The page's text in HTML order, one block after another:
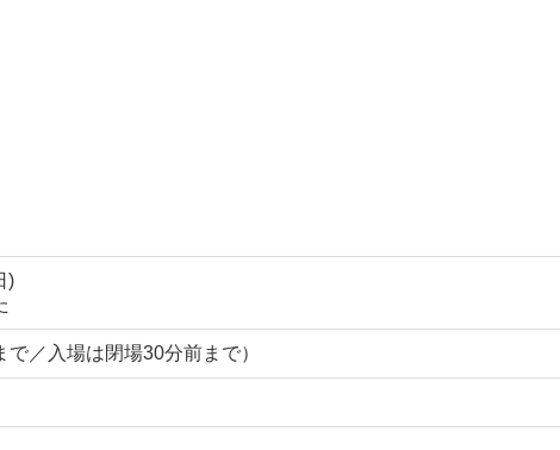
)
／入場は閉場30分前まで）